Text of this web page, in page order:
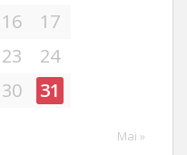
16
17
23
24
30 31
Mai »